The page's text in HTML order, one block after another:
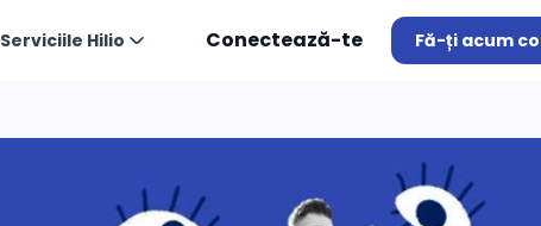
Serviciile Hilio Conectează-te Fă-ți acum